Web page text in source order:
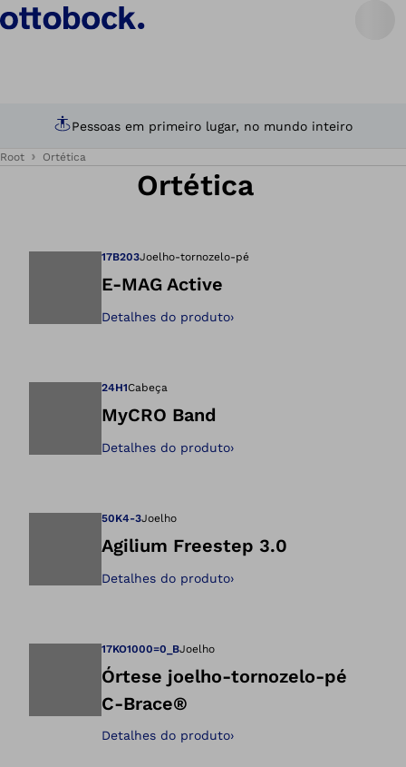
Pessoas em primeiro lugar, no mundo inteiro
Root Ortética
Ortética
17B203Joelho-tornozelo-pé
E-MAG Active
Detalhes do produto›
24H1Cabeça
MyCRO Band
Detalhes do produto›
50K4-3Joelho
Agilium Freestep 3.0
Detalhes do produto›
Abre a imagem
17KO1000=0_BJoelho
Órtese joelho-tornozelo-pé
C-Brace®
Detalhes do produto›